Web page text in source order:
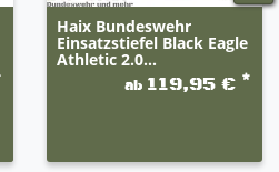
Haix Bundeswehr
Einsatzstiefel Black Eagle
Athletic 2.0...
ab 119,95 € *